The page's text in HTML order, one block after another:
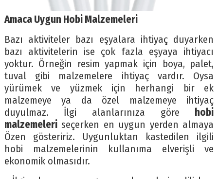
Amaca Uygun Hobi Malzemeleri
Bazı aktiviteler bazı eşyalara ihtiyaç duyarken
bazı aktivitelerin ise çok fazla eşyaya ihtiyacı
yoktur. Örneğin resim yapmak için boya, palet,
tuval gibi malzemelere ihtiyaç vardır. Oysa
yürümek ve yüzmek için herhangi bir ek
malzemeye ya da özel malzemeye ihtiyaç
duyulmaz. İlgi alanlarınıza göre
hobi
malzemeleriseçerken en uygun yerden almaya
Özen gösteririz. Uygunluktan kastedilen ilgili
hobi malzemelerinin kullanıma elverişli ve
ekonomik olmasıdır.